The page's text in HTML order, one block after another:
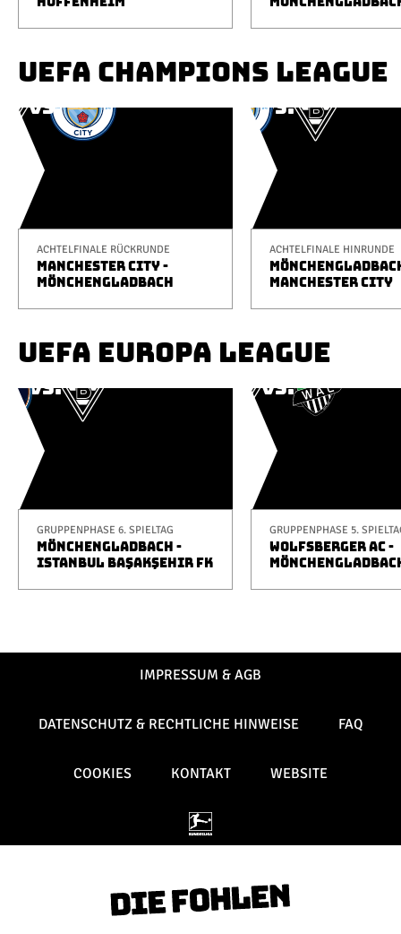
UEFA CHAMPIONS LEAGUE
ACHTELFINALE RÜCKRUNDE
MANCHESTER CITY -
MÖNCHENGLADBACH
ACHTELFINALE HINRUNDE
MANCHESTER CITY
UEFA EUROPA LEAGUE
GRUPPENPHASE 6. SPIELTAG
MÖNCHENGLADBACH -
ISTANBUL BAŞAKŞEHIR FK
GRUPPENPHASE 5.
WOLFSBERGER AC -
IMPRESSUM & AGB
DATENSCHUTZ & RECHTLICHE HINWEISE FAQ
COOKIES KONTAKT WEBSITE